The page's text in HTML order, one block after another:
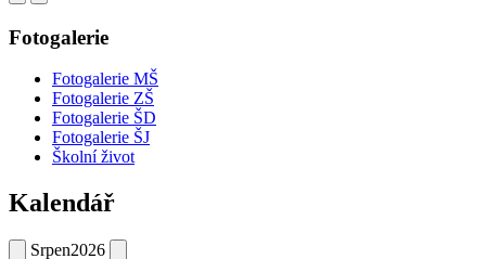
Fotogalerie
Fotogalerie MŠ
Fotogalerie ZŠ
Fotogalerie ŠD
Fotogalerie ŠJ
Školní život
Kalendář
Srpen2026